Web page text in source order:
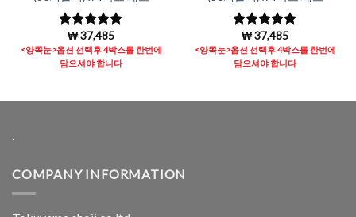
5 중에서
4.98로 평
가됨
₩37,485
<양쪽눈>옵션 선택후 4박스를 한번에
담으셔야 합니다
5 중에서
4.98로 평
가됨
₩37,485
<양쪽눈>옵션 선택후 4박스를 한번에
담으셔야 합니다
.
COMPANY INFORMATION